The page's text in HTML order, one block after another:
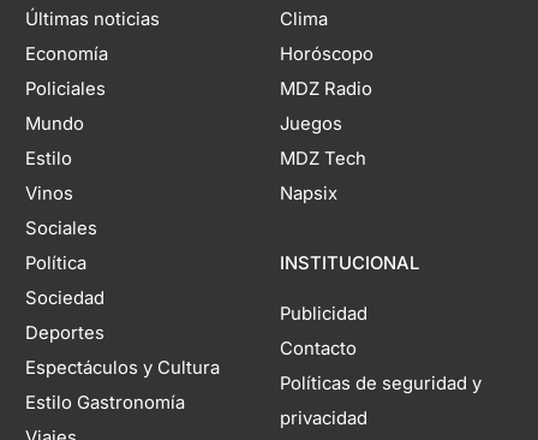
Últimas noticias
Economía
Policiales
Mundo
Estilo
Vinos
Sociales
Política
Sociedad
Deportes
Espectáculos y Cultura
Estilo Gastronomía
Clima
Horóscopo
MDZ Radio
Juegos
MDZ Tech
Napsix
INSTITUCIONAL
Publicidad
Contacto
Políticas de seguridad y
privacidad